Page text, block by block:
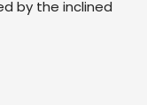
by the inclined